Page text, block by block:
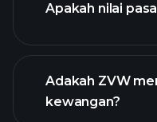
Apakah nilai
Adakah ZVW
kewangan?